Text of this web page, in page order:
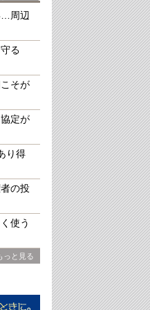
…周辺
る
そが
定が
り得
の投
使う
っと見る